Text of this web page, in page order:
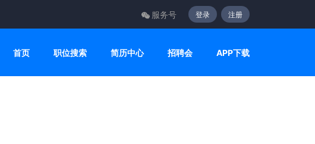
服务号 登录 注册
首页 职位搜索 简历中心 招聘会 APP下载